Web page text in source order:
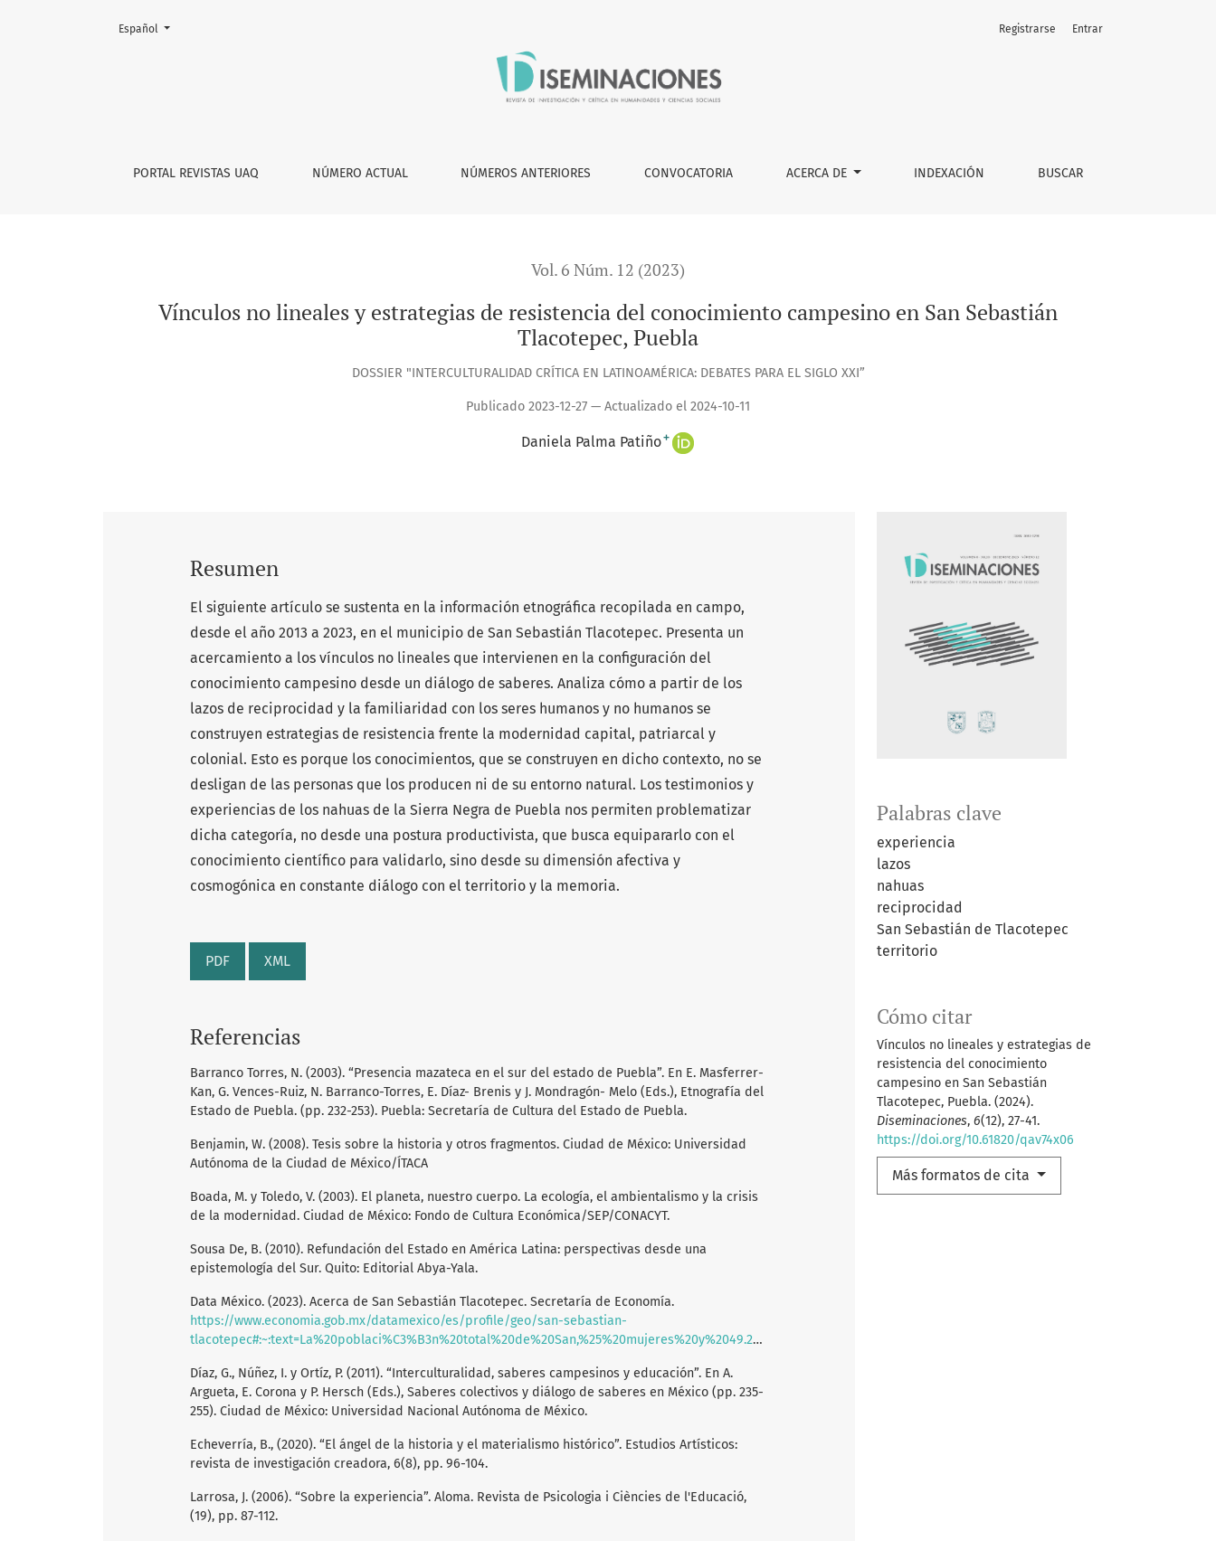
Vínculos no lineales y estrategias de resistencia del conocimiento campesino en San Sebastián Tlacotepec, Puebla
PORTAL REVISTAS UAQ NÚMERO ACTUAL NÚMEROS ANTERIORES CONVOCATORIA ACERCA DE INDEXACIÓN BUSCAR
Registrarse Entrar
Cambiar el idioma. El actual es:
Español
Vol. 6 Núm. 12 (2023)
Vínculos no lineales y estrategias de resistencia del conocimiento campesino en San Sebastián
Tlacotepec, Puebla
DOSSIER "INTERCULTURALIDAD CRÍTICA EN LATINOAMÉRICA: DEBATES PARA EL SIGLO XXI”
Publicado 2023-12-27 — Actualizado el 2024-10-11
Daniela Palma Patiño+
Palabras clave
experiencia
lazos
nahuas
reciprocidad
San Sebastián de Tlacotepec
territorio
Cómo citar
Vínculos no lineales y estrategias de
resistencia del conocimiento
campesino en San Sebastián
Tlacotepec, Puebla. (2024).
Diseminaciones, 6(12), 27-41.
https://doi.org/10.61820/qav74x06
Más formatos de cita
Resumen
El siguiente artículo se sustenta en la información etnográfica recopilada en campo,
desde el año 2013 a 2023, en el municipio de San Sebastián Tlacotepec. Presenta un
acercamiento a los vínculos no lineales que intervienen en la configuración del
conocimiento campesino desde un diálogo de saberes. Analiza cómo a partir de los
lazos de reciprocidad y la familiaridad con los seres humanos y no humanos se
construyen estrategias de resistencia frente la modernidad capital, patriarcal y
colonial. Esto es porque los conocimientos, que se construyen en dicho contexto, no se
desligan de las personas que los producen ni de su entorno natural. Los testimonios y
experiencias de los nahuas de la Sierra Negra de Puebla nos permiten problematizar
dicha categoría, no desde una postura productivista, que busca equipararlo con el
conocimiento científico para validarlo, sino desde su dimensión afectiva y
cosmogónica en constante diálogo con el territorio y la memoria.
PDF XML
Referencias
Barranco Torres, N. (2003). “Presencia mazateca en el sur del estado de Puebla”. En E. Masferrer-
Kan, G. Vences-Ruiz, N. Barranco-Torres, E. Díaz- Brenis y J. Mondragón- Melo (Eds.), Etnografía del
Estado de Puebla. (pp. 232-253). Puebla: Secretaría de Cultura del Estado de Puebla.
Benjamin, W. (2008). Tesis sobre la historia y otros fragmentos. Ciudad de México: Universidad
Autónoma de la Ciudad de México/ÍTACA
Boada, M. y Toledo, V. (2003). El planeta, nuestro cuerpo. La ecología, el ambientalismo y la crisis
de la modernidad. Ciudad de México: Fondo de Cultura Económica/SEP/CONACYT.
Sousa De, B. (2010). Refundación del Estado en América Latina: perspectivas desde una
epistemología del Sur. Quito: Editorial Abya-Yala.
Data México. (2023). Acerca de San Sebastián Tlacotepec. Secretaría de Economía.
https://www.economia.gob.mx/datamexico/es/profile/geo/san-sebastian-
tlacotepec#:~:text=La%20poblaci%C3%B3n%20total%20de%20San,%25%20mujeres%20y%2049.2%25%20hombres
Díaz, G., Núñez, I. y Ortíz, P. (2011). “Interculturalidad, saberes campesinos y educación”. En A.
Argueta, E. Corona y P. Hersch (Eds.), Saberes colectivos y diálogo de saberes en México (pp. 235-
255). Ciudad de México: Universidad Nacional Autónoma de México.
Echeverría, B., (2020). “El ángel de la historia y el materialismo histórico”. Estudios Artísticos:
revista de investigación creadora, 6(8), pp. 96-104.
Larrosa, J. (2006). “Sobre la experiencia”. Aloma. Revista de Psicologia i Ciències de l'Educació,
(19), pp. 87-112.